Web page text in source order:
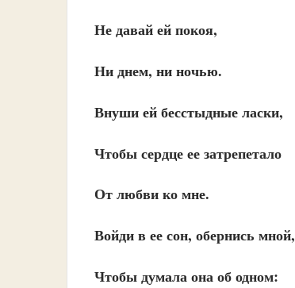
Не давай ей покоя,
Ни днем, ни ночью.
Внуши ей бесстыдные ласки,
Чтобы сердце ее затрепетало
От любви ко мне.
Войди в ее сон, обернись мной,
Чтобы думала она об одном: